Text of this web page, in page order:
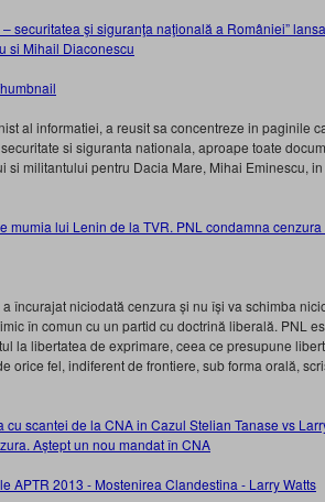
securitatea şi siguranţa naţională a României”
si Mihail Diaconescu
al informatiei, a reusit sa concentreze in paginile
si siguranta nationala, aproape toate
si militantului pentru Dacia Mare, Mihai Eminescu,
mumia lui Lenin de la TVR. PNL condamna
încurajat niciodată cenzura și nu își va schimba
în comun cu un partid cu doctrină liberală. PNL
la libertatea de exprimare, ceea ce presupune
orice fel, indiferent de frontiere, sub forma orală,
cu scantei de la CNA in Cazul Stelian Tanase vs
Aștept un nou mandat în CNA